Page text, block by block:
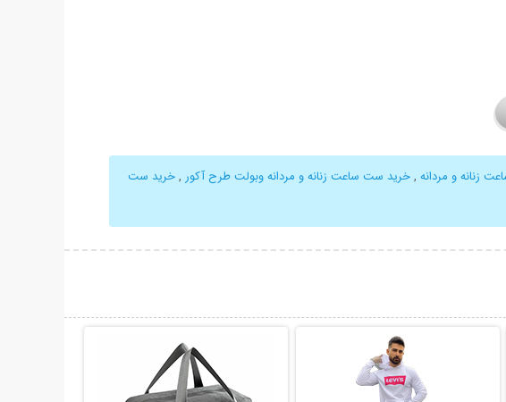
زنانه و مردانه ,خرید ست ساعت زنانه و مردانه وبولت طرح آکور ,خرید ست